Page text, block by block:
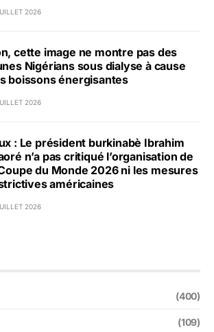
2026
cette image ne montre pas des
Nigérians sous dialyse à cause
boissons énergisantes
2026
: Le président burkinabè Ibrahim
n’a pas critiqué l’organisation de
du Monde 2026 ni les mesures
américaines
2026
(400)
(109)